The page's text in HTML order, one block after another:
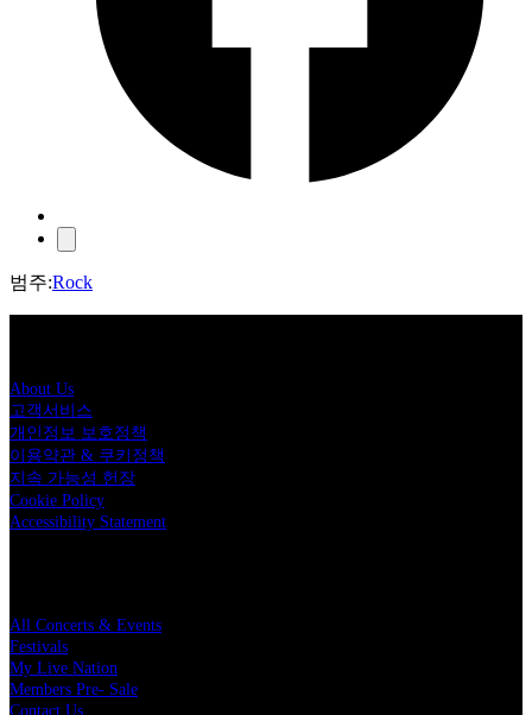
범주:Rock
About Us
고객서비스
개인정보 보호정책
이용약관 & 쿠키정책
지속 가능성 헌장
Cookie Policy
Accessibility Statement
All Concerts & Events
Festivals
My Live Nation
Members Pre- Sale
Contact Us